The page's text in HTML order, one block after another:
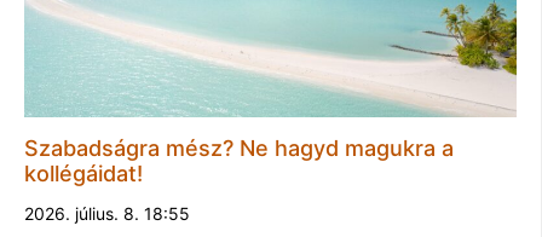
Szabadságra mész? Ne hagyd magukra a
kollégáidat!
2026. július. 8. 18:55